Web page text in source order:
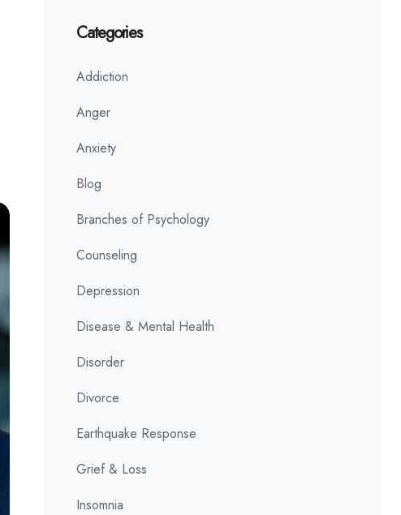
Categories
Addiction
Anger
Anxiety
Blog
Branches of Psychology
Counseling
Depression
Disease & Mental Health
Disorder
Divorce
Earthquake Response
Grief & Loss
Insomnia